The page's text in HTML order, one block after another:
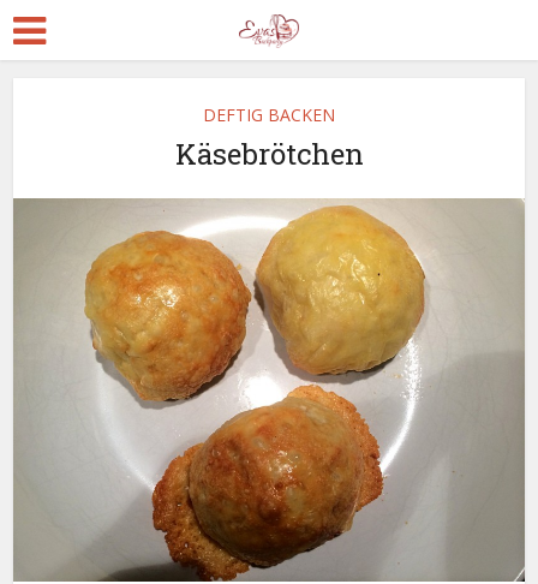
DEFTIG BACKEN
Käsebrötchen